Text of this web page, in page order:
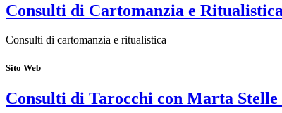
Consulti di Cartomanzia e Ritualistica
Consulti di cartomanzia e ritualistica
Sito Web
Consulti di Tarocchi con Marta Stelle